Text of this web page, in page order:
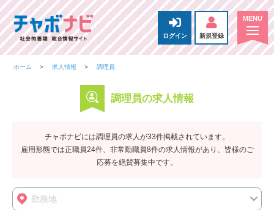
ログイン 新規登録
ホーム 求人情報 調理員
調理員の求人情報
チャボナビには調理員の求人が33件掲載されています。
雇用形態では正職員24件、非常勤職員8件の求人情報があり、皆様のご
応募を絶賛募集中です。
勤務地